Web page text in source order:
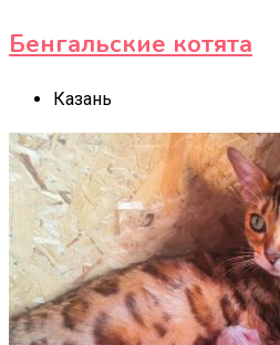
Бенгальские котята
Казань